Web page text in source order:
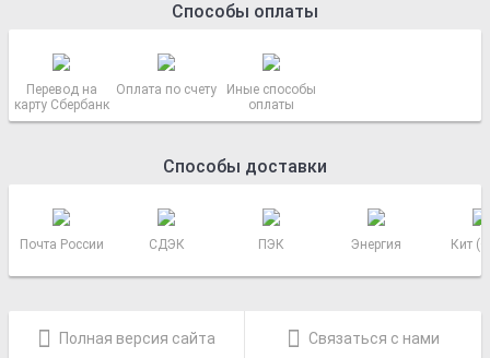
Способы оплаты
Перевод на
карту Сбербанк
Оплата по счету
Иные способы
оплаты
Способы доставки
Почта России СДЭК ПЭК Энергия Кит
Полная версия сайта Связаться с нами